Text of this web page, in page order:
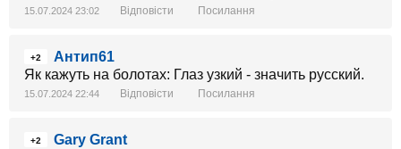
15.07.2024 23:02 Відповісти Посилання
+2
Антип61
Як кажуть на болотах: Глаз узкий - значить русский.
15.07.2024 22:44 Відповісти Посилання
+2
Gary Grant